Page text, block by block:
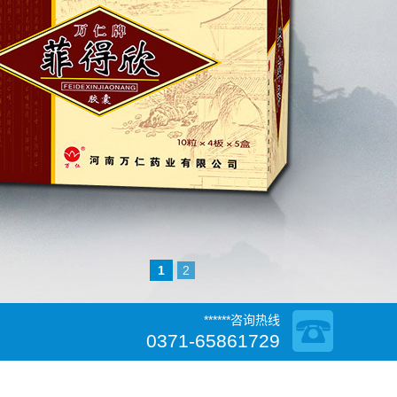
1 2
******咨询热线
0371-65861729